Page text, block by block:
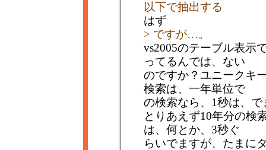
以下で抽出する
はず
> ですが…。
vs2005のテーブル表示
ってるんでは、ない
のですか？ユニークキ
検索は、一年単位で
の検索なら、1秒は、で
とりあえず10年分の検
は、何とか、3秒ぐ
らいでますが、たまに